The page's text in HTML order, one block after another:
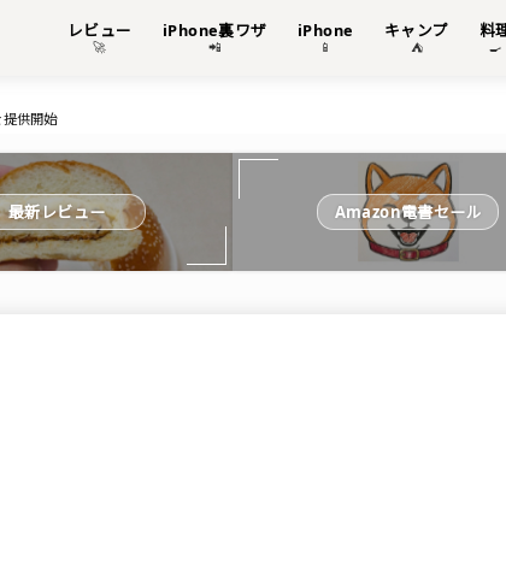
レビュー
🚀
iPhone裏ワザ
📲
iPhone
📱
キャンプ
⛺
料
🍳
供開始
最新レビュー Amazon電書セール